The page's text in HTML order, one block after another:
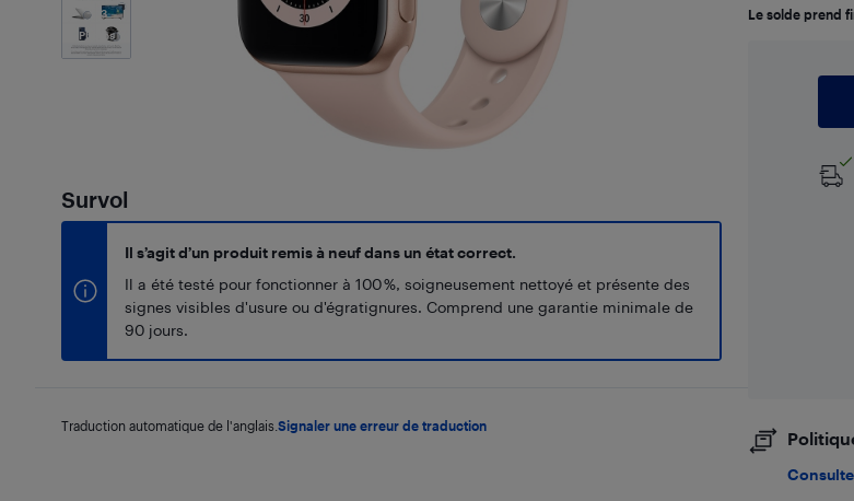
3
Photos
Survol
Il s’agit d’un produit remis à neuf dans un état correct.
Il a été testé pour fonctionner à 100 %, soigneusement nettoyé et présente des
signes visibles d'usure ou d'égratignures. Comprend une garantie minimale de
90 jours.
Traduction automatique de l'anglais. Signaler une erreur de traduction
Le solde prend